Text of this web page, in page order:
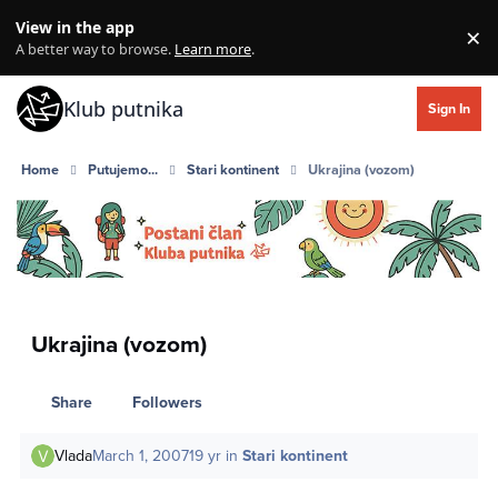
View in the app
A better way to browse. Learn more. ×
Klub putnika Sign In
Home Putujemo... Stari kontinent Ukrajina (vozom)
Ukrajina (vozom)
Share Followers
VladaMarch 1, 200719 yr inStari kontinent